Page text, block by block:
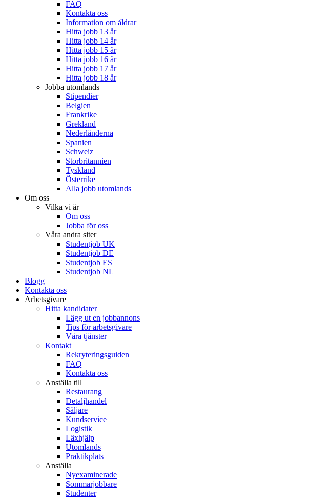
FAQ
Kontakta oss
Information om åldrar
Hitta jobb 13 år
Hitta jobb 14 år
Hitta jobb 15 år
Hitta jobb 16 år
Hitta jobb 17 år
Hitta jobb 18 år
Jobba utomlands
Stipendier
Belgien
Frankrike
Grekland
Nederländerna
Spanien
Schweiz
Storbritannien
Tyskland
Österrike
Alla jobb utomlands
Om oss
Vilka vi är
Om oss
Jobba för oss
Våra andra siter
Studentjob UK
Studentjob DE
Studentjob ES
Studentjob NL
Blogg
Kontakta oss
Arbetsgivare
Hitta kandidater
Lägg ut en jobbannons
Tips för arbetsgivare
Våra tjänster
Kontakt
Rekryteringsguiden
FAQ
Kontakta oss
Anställa till
Restaurang
Detaljhandel
Säljare
Kundservice
Logistik
Läxhjälp
Utomlands
Praktikplats
Anställa
Nyexaminerade
Sommarjobbare
Studenter